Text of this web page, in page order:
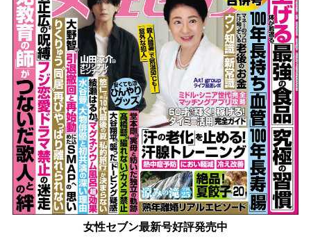
女性セブン最新号好評発売中